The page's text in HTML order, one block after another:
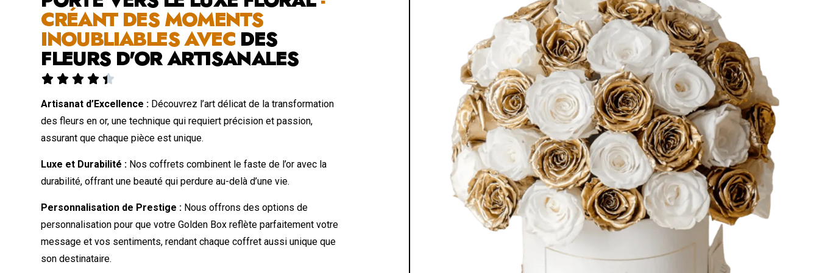
CRÉANT DES MOMENTS
INOUBLIABLES AVEC DES
FLEURS D'OR ARTISANALES
    
Artisanat d’Excellence : Découvrez l’art délicat de la transformation
des fleurs en or, une technique qui requiert précision et passion,
assurant que chaque pièce est unique.
Luxe et Durabilité : Nos coffrets combinent le faste de l’or avec la
durabilité, offrant une beauté qui perdure au-delà d’une vie.
Personnalisation de Prestige : Nous offrons des options de
personnalisation pour que votre Golden Box reflète parfaitement votre
message et vos sentiments, rendant chaque coffret aussi unique que
son destinataire.